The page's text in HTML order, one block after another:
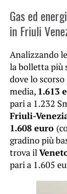
Gas ed
in Friuli
Analizzando
la bolletta più
dove lo
media, 1.613
pari a 1.232
Friuli-
1.608 euro
gradino più
trova il
pari a 1.605